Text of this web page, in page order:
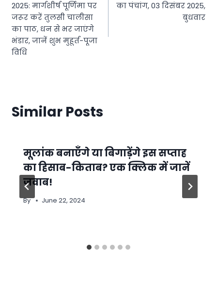
2025: मार्गशीर्ष पूर्णिमा पर
जरूर करें तुलसी चालीसा
का पाठ, धन से भर जाएंगे
भंडार, जानें शुभ मुहूर्त-पूजा
विधि
का पंचांग, 03 दिसंबर 2025,
बुधवार
Similar Posts
मूलांक बनाएँगे या बिगाड़ेंगे इस सप्ताह
का हिसाब-किताब? एक क्लिक में जानें
जवाब!
By June 22, 2024